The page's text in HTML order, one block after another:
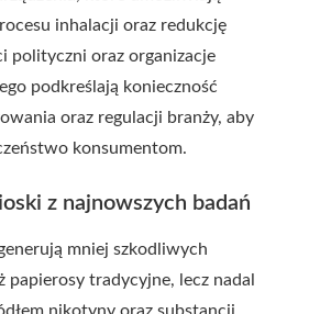
inhalacji oraz redukcję
polityczni oraz organizacje
podkreślają konieczność
oraz regulacji branży, aby
konsumentom.
z najnowszych badań
mniej szkodliwych
papierosy tradycyjne, lecz nadal